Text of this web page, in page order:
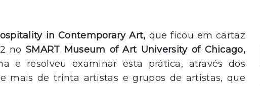
in Contemporary Art, que ficou em cartaz
no SMART Museum of Art University of Chicago,
e resolveu examinar esta prática, através dos
mais de trinta artistas e grupos de artistas, que